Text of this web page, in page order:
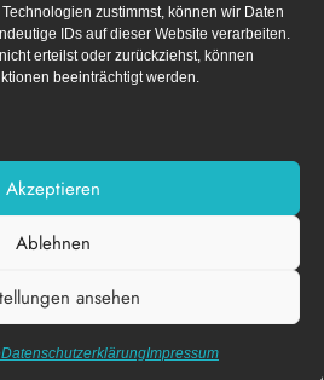
zustimmst, können wir Daten
IDs auf dieser Website verarbeiten.
erteilst oder zurückziehst, können
beeinträchtigt werden.
Akzeptieren
Ablehnen
ansehen
Datenschutz­erklärungImpressum
Design vonNico Schmidt
nutzt funktionale Cookies.
X
Datenschutzerklärung